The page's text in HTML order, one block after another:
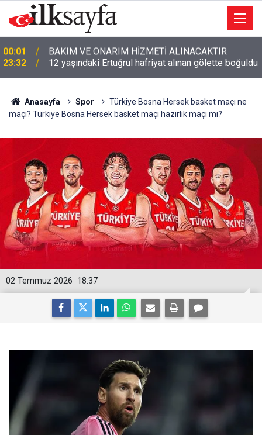
23:32 12 yaşındaki Ertuğrul hafriyat alınan gölette boğuldu
Anasayfa Spor
Türkiye Bosna Hersek basket maçı ne
maçı? Türkiye Bosna Hersek basket maçı hazırlık maçı mı?
18:37
02 Temmuz 2026